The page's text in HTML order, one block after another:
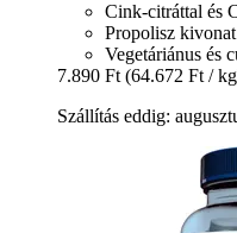
Cink-citráttal és
Propolisz
Vegetáriánus és
7.890 Ft (64.672 Ft /
Szállítás eddig: